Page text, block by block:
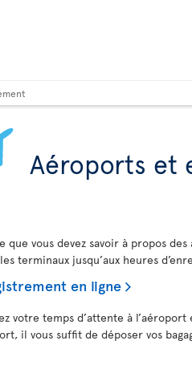
Aéroports et
que vous devez savoir à propos
terminaux jusqu’aux heures
en ligne
votre temps d’attente à
il vous suffit de déposer vos